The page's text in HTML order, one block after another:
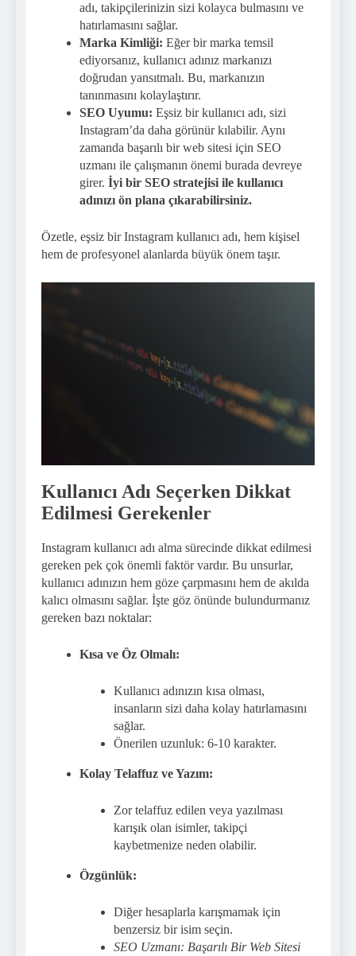
adı, takipçilerinizin sizi kolayca bulmasını ve
hatırlamasını sağlar.
Marka Kimliği: Eğer bir marka temsil
ediyorsanız, kullanıcı adınız markanızı
doğrudan yansıtmalı. Bu, markanızın
tanınmasını kolaylaştırır.
SEO Uyumu: Eşsiz bir kullanıcı adı, sizi
Instagram’da daha görünür kılabilir. Aynı
zamanda başarılı bir web sitesi için SEO
uzmanı ile çalışmanın önemi burada devreye
girer. İyi bir SEO stratejisi ile kullanıcı
adınızı ön plana çıkarabilirsiniz.
Özetle, eşsiz bir Instagram kullanıcı adı, hem kişisel
hem de profesyonel alanlarda büyük önem taşır.
Kullanıcı Adı Seçerken Dikkat
Edilmesi Gerekenler
Instagram kullanıcı adı alma sürecinde dikkat edilmesi
gereken pek çok önemli faktör vardır. Bu unsurlar,
kullanıcı adınızın hem göze çarpmasını hem de akılda
kalıcı olmasını sağlar. İşte göz önünde bulundurmanız
gereken bazı noktalar:
Kısa ve Öz Olmalı:
Kullanıcı adınızın kısa olması,
insanların sizi daha kolay hatırlamasını
sağlar.
Önerilen uzunluk: 6-10 karakter.
Kolay Telaffuz ve Yazım:
Zor telaffuz edilen veya yazılması
karışık olan isimler, takipçi
kaybetmenize neden olabilir.
Özgünlük:
Diğer hesaplarla karışmamak için
benzersiz bir isim seçin.
SEO Uzmanı: Başarılı Bir Web Sitesi